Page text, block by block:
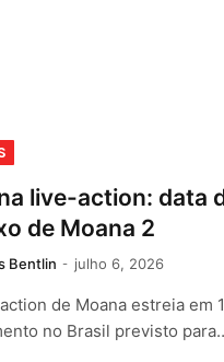
live-action: data
de Moana 2
Bentlin julho 6, 2026
de Moana estreia em
no Brasil previsto